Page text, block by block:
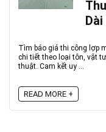
Dài
Tìm báo giá thi công lợp
chi tiết theo loại tôn, vật
thuật. Cam kết uy ...
READ MORE +